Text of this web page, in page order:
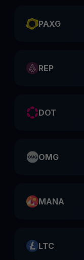
PAXG
REP
DOT
OMG
MANA
LTC